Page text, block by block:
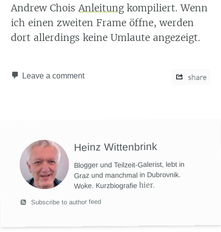
Andrew ChoisAnleitungkompiliert. Wenn
ich einen zweiten Frame öffne, werden
dort allerdings keine Umlaute angezeigt.
Leave a comment share
Heinz Wittenbrink
Blogger und Teilzeit-Galerist, lebt in
Graz und manchmal in Dubrovnik.
Woke. Kurzbiografiehier.
Subscribe to author feed